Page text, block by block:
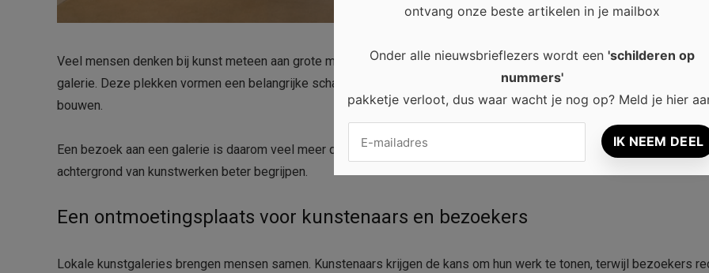
Veel mensen denken bij kunst meteen aan grote musea of bekende internationale kunstenaars. Toch begint het
galerie. Deze plekken vormen een belangrijke schakel tussen makers en bezoekers. Bovendien bieden ze een
bouwen.
Een bezoek aan een galerie is daarom veel meer dan alleen het bekijken van schilderijen of sculpturen. Je ontdekt
achtergrond van kunstwerken beter begrijpen.
Een ontmoetingsplaats voor kunstenaars en bezoekers
Lokale kunstgaleries brengen mensen samen. Kunstenaars krijgen de kans om hun werk te tonen, terwijl bezoekers
ontvang onze beste artikelen in je mailbox
Onder alle nieuwsbrieflezers wordt een 'schilderen op
nummers'
pakketje verloot, dus waar wacht je nog op? Meld je hier